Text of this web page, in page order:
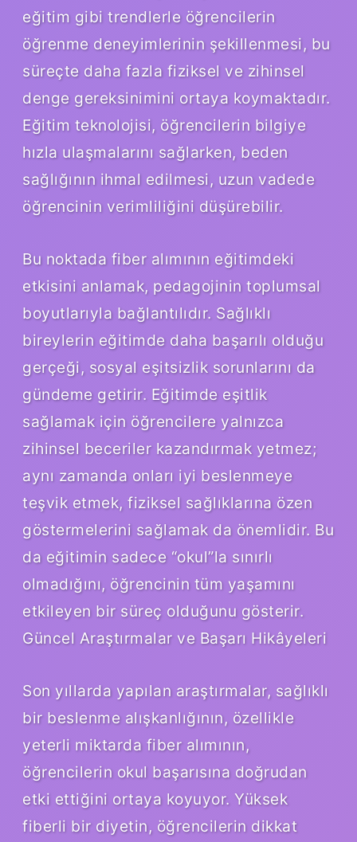
eğitim gibi trendlerle öğrencilerin
öğrenme deneyimlerinin şekillenmesi, bu
süreçte daha fazla fiziksel ve zihinsel
denge gereksinimini ortaya koymaktadır.
Eğitim teknolojisi, öğrencilerin bilgiye
hızla ulaşmalarını sağlarken, beden
sağlığının ihmal edilmesi, uzun vadede
öğrencinin verimliliğini düşürebilir.
Bu noktada fiber alımının eğitimdeki
etkisini anlamak, pedagojinin toplumsal
boyutlarıyla bağlantılıdır. Sağlıklı
bireylerin eğitimde daha başarılı olduğu
gerçeği, sosyal eşitsizlik sorunlarını da
gündeme getirir. Eğitimde eşitlik
sağlamak için öğrencilere yalnızca
zihinsel beceriler kazandırmak yetmez;
aynı zamanda onları iyi beslenmeye
teşvik etmek, fiziksel sağlıklarına özen
göstermelerini sağlamak da önemlidir. Bu
da eğitimin sadece “okul”la sınırlı
olmadığını, öğrencinin tüm yaşamını
etkileyen bir süreç olduğunu gösterir.
Güncel Araştırmalar ve Başarı Hikâyeleri
Son yıllarda yapılan araştırmalar, sağlıklı
bir beslenme alışkanlığının, özellikle
yeterli miktarda fiber alımının,
öğrencilerin okul başarısına doğrudan
etki ettiğini ortaya koyuyor. Yüksek
fiberli bir diyetin, öğrencilerin dikkat